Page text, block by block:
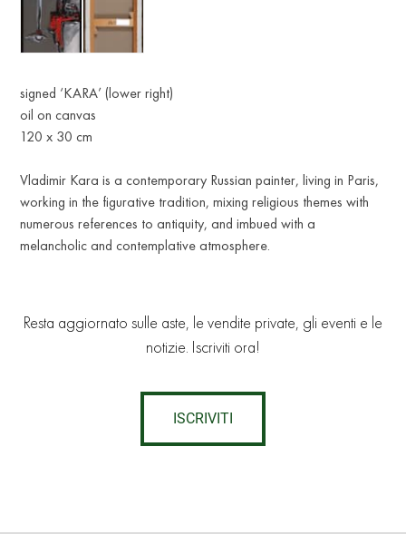
signed ‘KARA’ (lower right)
oil on canvas
120 x 30 cm
Vladimir Kara is a contemporary Russian painter, living in Paris,
working in the figurative tradition, mixing religious themes with
numerous references to antiquity, and imbued with a
melancholic and contemplative atmosphere.
Resta aggiornato sulle aste, le vendite private, gli eventi e le
notizie. Iscriviti ora!
ISCRIVITI